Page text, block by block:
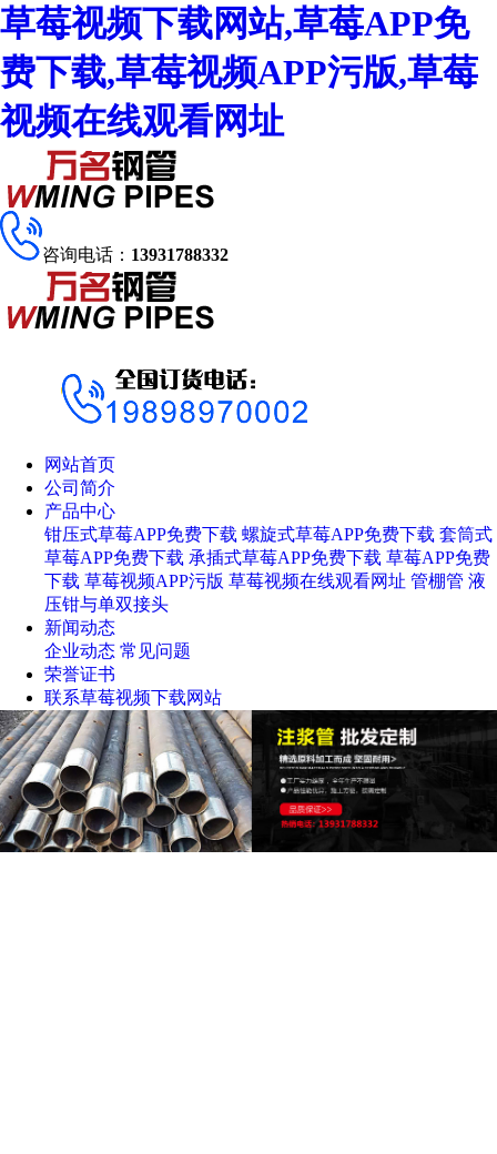
草莓视频下载网站,草莓APP免
费下载,草莓视频APP污版,草莓
视频在线观看网址
咨询电话： 13931788332
网站首页
公司简介
产品中心
钳压式草莓APP免费下载 螺旋式草莓APP免费下载 套筒式
草莓APP免费下载 承插式草莓APP免费下载 草莓APP免费
下载 草莓视频APP污版 草莓视频在线观看网址 管棚管 液
压钳与单双接头
新闻动态
企业动态 常见问题
荣誉证书
联系草莓视频下载网站